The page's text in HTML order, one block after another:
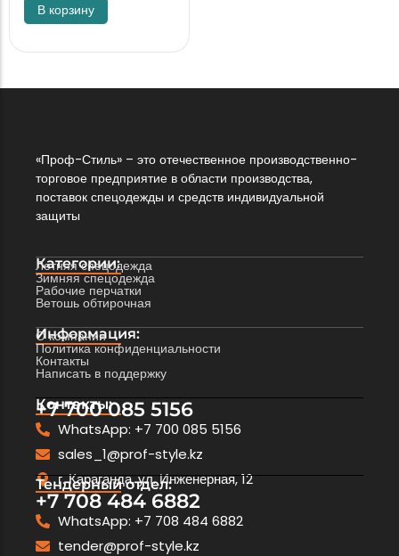
В корзину
«Проф-Стиль» – это отечественное производственно-
торговое предприятие в области производства,
поставок спецодежды и средств индивидуальной
защиты
Категории:
Летняя спецодежда
Зимняя спецодежда
Рабочие перчатки
Ветошь обтирочная
Информация:
О компании
Политика конфиденциальности
Контакты
Написать в поддержку
Контакты:
+7 700 085 5156
WhatsApp: +7 700 085 5156
sales_1@prof-style.kz
г. Караганда, ул. Инженерная, 12
Тендерный отдел:
+7 708 484 6882
WhatsApp: +7 708 484 6882
tender@prof-style.kz